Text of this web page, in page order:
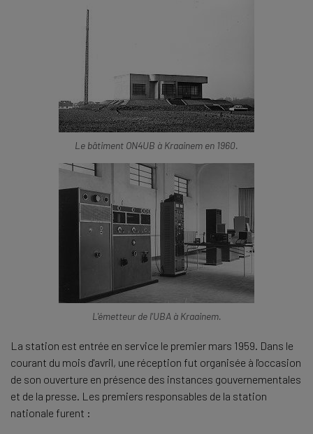
Le bâtiment ON4UB à Kraainem en 1960.
L'émetteur de l'UBA à Kraainem.
La station est entrée en service le premier mars 1959. Dans le
courant du mois d'avril, une réception fut organisée à l'occasion
de son ouverture en présence des instances gouvernementales
et de la presse. Les premiers responsables de la station
nationale furent :